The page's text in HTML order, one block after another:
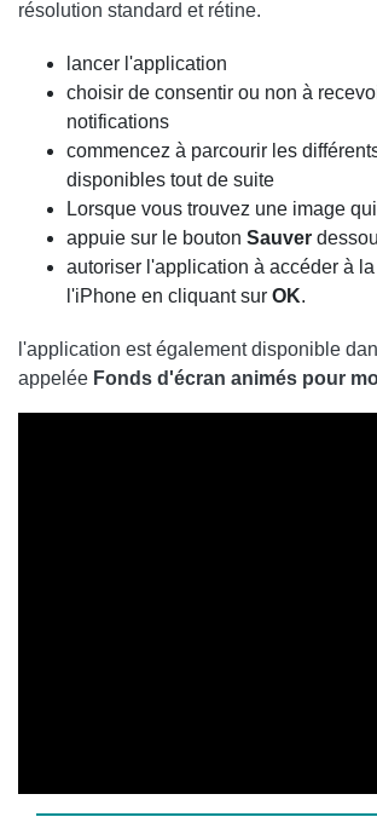
résolution standard et rétine.
lancer l'application
choisir de consentir ou non à
notifications
commencez à parcourir les
disponibles tout de suite
Lorsque vous trouvez une image
appuie sur le bouton Sauver
autoriser l'application à accéder à
l'iPhone en cliquant sur OK.
l'application est également disponible
appelée Fonds d'écran animés pour